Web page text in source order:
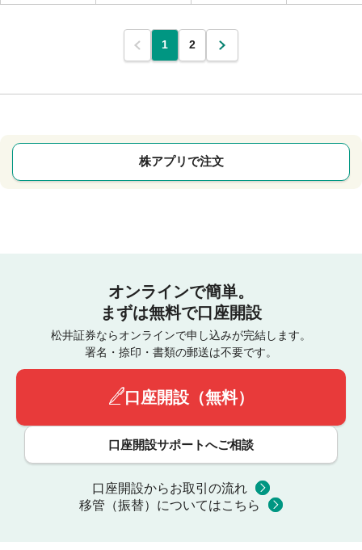
1 2
株アプリで注文
オンラインで簡単。
まずは無料で口座開設
松井証券ならオンラインで申し込みが完結します。
署名・捺印・書類の郵送は不要です。
口座開設（無料）
口座開設サポートへご相談
口座開設からお取引の流れ
移管（振替）についてはこちら